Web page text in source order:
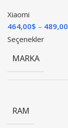
Xiaomi
464,00$ 489,00
Seçenekler
MARKA
RAM